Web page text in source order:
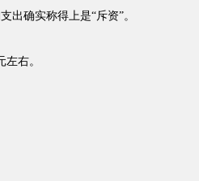
确实称得上是“斥资”。
右。